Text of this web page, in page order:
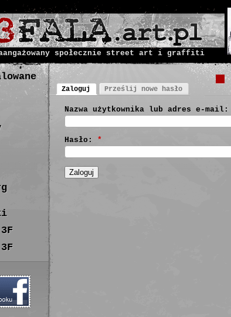
społecznie street art i graffiti
Zaloguj Prześlij nowe hasło
Nazwa użytkownika lub adres e-mail:
Hasło: *